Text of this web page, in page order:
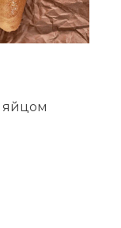
яйцом